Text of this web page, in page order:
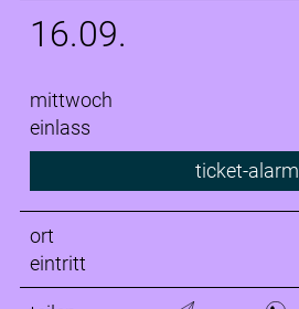
16.09.
mittwoch
einlass
ticket-alarm
ort
eintritt